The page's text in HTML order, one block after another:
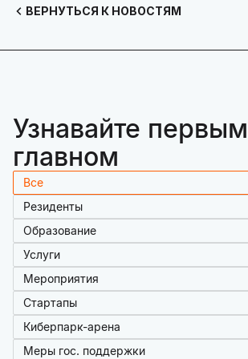
ВЕРНУТЬСЯ К НОВОСТЯМ
Узнавайте
главном
Все
Резиденты
Образование
Услуги
Мероприятия
Стартапы
Киберпарк-арена
Меры гос. поддержки